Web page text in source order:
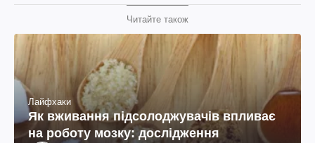
Читайте також
Лайфхаки
Як вживання підсолоджувачів впливає
на роботу мозку: дослідження